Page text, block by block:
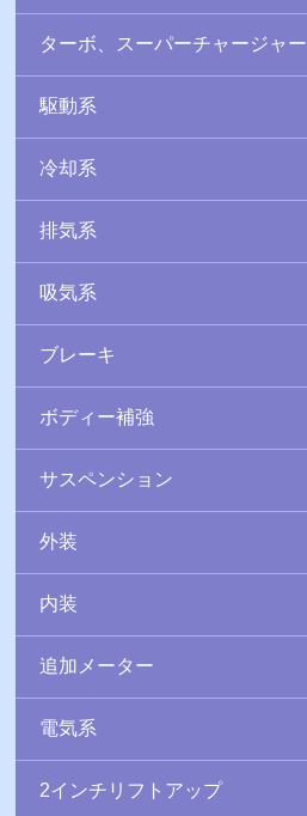
ターボ、スーパーチャージャー
駆動系
冷却系
排気系
吸気系
ブレーキ
ボディー補強
サスペンション
外装
内装
追加メーター
電気系
2インチリフトアップ